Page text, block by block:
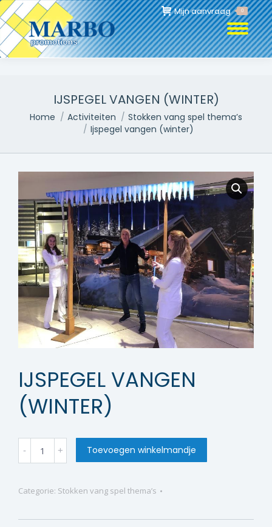
Mijn aanvraag 0
IJSPEGEL VANGEN (WINTER)
Je bent hier:
Home Activiteiten
Stokken vang spel thema’s
Ijspegel vangen (winter)
IJSPEGEL VANGEN
(WINTER)
Ijspegel
vangen
quantity
Toevoegen winkelmandje
Categorie: Stokken vang spel thema’s